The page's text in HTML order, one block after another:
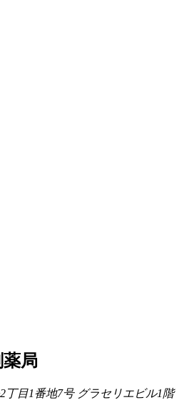
局
丁目1番地7号 グラセリエビル1階